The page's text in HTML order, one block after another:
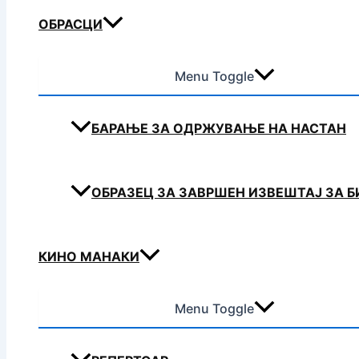
ОБРАСЦИ
Menu Toggle
БАРАЊЕ ЗА ОДРЖУВАЊЕ НА НАСТАН
ОБРАЗЕЦ ЗА ЗАВРШЕН ИЗВЕШТАЈ ЗА
КИНО МАНАКИ
Menu Toggle